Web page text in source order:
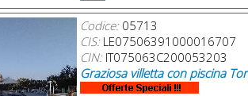
Codice:05713
CIS:LE07506391000016707
CIN:IT075063C200053203
Graziosa villetta con piscina